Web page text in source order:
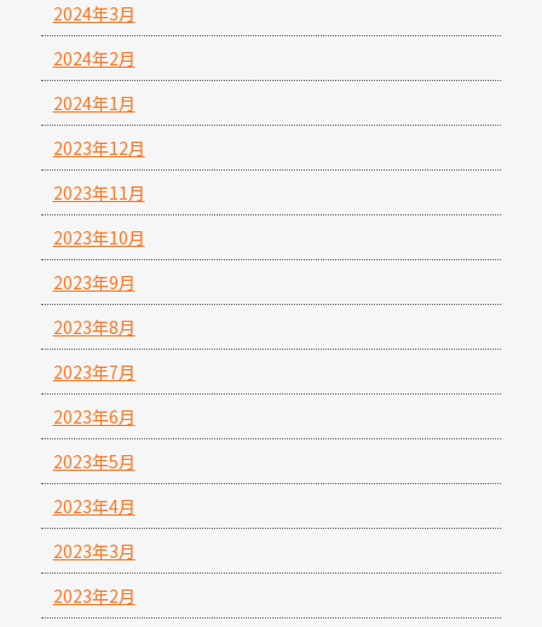
2024年3月
2024年2月
2024年1月
2023年12月
2023年11月
2023年10月
2023年9月
2023年8月
2023年7月
2023年6月
2023年5月
2023年4月
2023年3月
2023年2月